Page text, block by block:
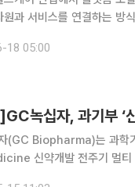
원과 서비스를 연결하는 방
이 고도화되면서 기업 간
18 05:00
녹십자, 과기부 ‘
(GC Biopharma)는 과학
신약개발 전주기 멀티